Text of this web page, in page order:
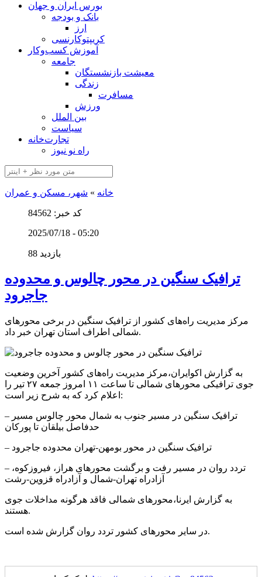
بورس ایران و جهان
بانک و بودجه
ارز
کریپتوکارنسی
آموزش کسب‌وکار
جامعه
معیشت بازنشستگان
زندگی
مسافرت
ورزش
بین الملل
سیاست
تجارت‌خانه
راه نو نیوز
خانه » شهر، مسکن و عمران
کد خبر: 84562
2025/07/18 - 05:20
88 بازدید
ترافیک سنگین در محور چالوس و محدوده
جاجرود
مرکز مدیریت راه‌های کشور از ترافیک سنگین در برخی محورهای
شمالی اطراف استان تهران خبر داد.
به گزارش اکوایران،مرکز مدیریت راه‌های کشور آخرین وضعیت
جوی ترافیکی محورهای شمالی تا ساعت ۱۱ امروز جمعه ۲۷ تیر را
اعلام کرد که به شرح زیر است:
– ترافیک سنگین در مسیر جنوب به شمال محور چالوس مسیر
حدفاصل بیلقان تا پورکان
– ترافیک سنگین در محور بومهن-تهران محدوده جاجرود
– تردد روان در مسیر رفت و برگشت محورهای هراز، فیروزکوه،
آزادراه تهران-شمال و آزادراه قزوین-رشت
به گزارش ایرنا،محورهای شمالی فاقد هرگونه مداخلات جوی
هستند.
در سایر محورهای کشور تردد روان گزارش شده است.